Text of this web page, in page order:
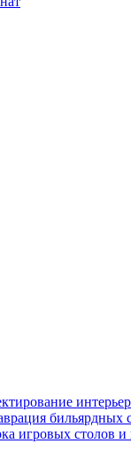
бильярдных
игровых столов и